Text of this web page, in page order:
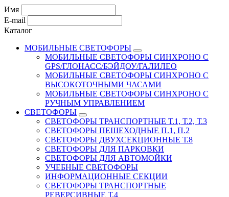
Имя
E-mail
Каталог
МОБИЛЬНЫЕ СВЕТОФОРЫ
МОБИЛЬНЫЕ СВЕТОФОРЫ СИНХРОНО С
GPS/ГЛОНАСС/БЭЙДОУ/ГАЛИЛЕО
МОБИЛЬНЫЕ СВЕТОФОРЫ СИНХРОНО С
ВЫСОКОТОЧНЫМИ ЧАСАМИ
МОБИЛЬНЫЕ СВЕТОФОРЫ СИНХРОНО С
РУЧНЫМ УПРАВЛЕНИЕМ
СВЕТОФОРЫ
СВЕТОФОРЫ ТРАНСПОРТНЫЕ Т.1, Т.2, Т.3
СВЕТОФОРЫ ПЕШЕХОДНЫЕ П.1, П.2
СВЕТОФОРЫ ДВУХСЕКЦИОННЫЕ Т.8
СВЕТОФОРЫ ДЛЯ ПАРКОВКИ
СВЕТОФОРЫ ДЛЯ АВТОМОЙКИ
УЧЕБНЫЕ СВЕТОФОРЫ
ИНФОРМАЦИОННЫЕ СЕКЦИИ
СВЕТОФОРЫ ТРАНСПОРТНЫЕ
РЕВЕРСИВНЫЕ Т.4